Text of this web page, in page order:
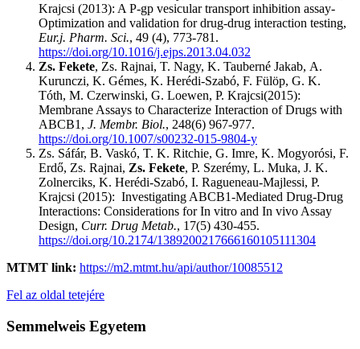
Krajcsi (2013): A P-gp vesicular transport inhibition assay-
Optimization and validation for drug-drug interaction testing,
Eur.j. Pharm. Sci., 49 (4), 773-781.
https://doi.org/10.1016/j.ejps.2013.04.032
Zs. Fekete, Zs. Rajnai, T. Nagy, K. Tauberné Jakab, A.
Kurunczi, K. Gémes, K. Herédi-Szabó, F. Fülöp, G. K.
Tóth, M. Czerwinski, G. Loewen, P. Krajcsi(2015):
Membrane Assays to Characterize Interaction of Drugs with
ABCB1, J. Membr. Biol., 248(6) 967-977.
https://doi.org/10.1007/s00232-015-9804-y
Zs. Sáfár, B. Vaskó, T. K. Ritchie, G. Imre, K. Mogyorósi, F.
Erdő, Zs. Rajnai, Zs. Fekete, P. Szerémy, L. Muka, J. K.
Zolnerciks, K. Herédi-Szabó, I. Ragueneau-Majlessi, P.
Krajcsi (2015): Investigating ABCB1-Mediated Drug-Drug
Interactions: Considerations for In vitro and In vivo Assay
Design, Curr. Drug Metab., 17(5) 430-455.
https://doi.org/10.2174/1389200217666160105111304
MTMT link: https://m2.mtmt.hu/api/author/10085512
Fel az oldal tetejére
Semmelweis Egyetem